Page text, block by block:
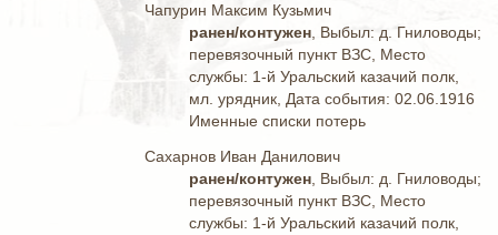
Чапурин Максим Кузьмич
ранен/контужен , Выбыл: д. Гниловоды;
перевязочный пункт ВЗС, Место
службы: 1-й Уральский казачий полк,
мл. урядник, Дата события: 02.06.1916
Именные списки потерь
Сахарнов Иван Данилович
ранен/контужен , Выбыл: д. Гниловоды;
перевязочный пункт ВЗС, Место
службы: 1-й Уральский казачий полк,